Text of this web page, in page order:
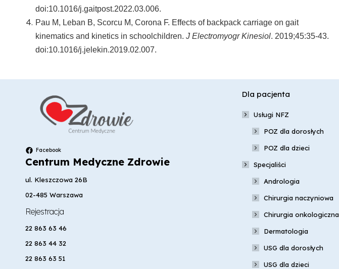
doi:10.1016/j.gaitpost.2022.03.006.
Pau M, Leban B, Scorcu M, Corona F. Effects of backpack carriage on gait
kinematics and kinetics in schoolchildren. J Electromyogr Kinesiol. 2019;45:35-43.
doi:10.1016/j.jelekin.2019.02.007.
Facebook
Centrum Medyczne Zdrowie
ul. Kleszczowa 26B
02-485 Warszawa
Rejestracja
22 863 63 46
22 863 44 32
22 863 63 51
Dla pacjenta
Usługi NFZ
POZ dla dorosłych
POZ dla dzieci
Specjaliści
Andrologia
Chirurgia naczyniowa
Chirurgia onkologiczna
Dermatologia
USG dla dorosłych
USG dla dzieci